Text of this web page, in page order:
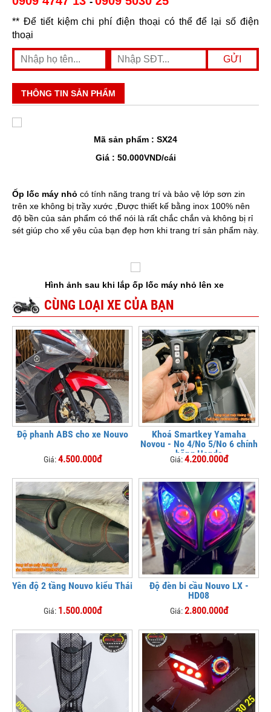
** Để tiết kiệm chi phí điện thoại có thể để lại số điện
thoại
THÔNG TIN SẢN PHẨM
Mã sản phẩm : SX24
Giá : 50.000VND/cái
Ốp lốc máy nhỏ có tính năng trang trí và bảo vệ lớp sơn zin
trên xe không bị trầy xước ,Được thiết kế bằng inox 100% nên
độ bền của sản phẩm có thể nói là rất chắc chắn và không bị rỉ
sét giúp cho xế yêu của bạn đẹp hơn khi trang trí sản phẩm này.
Hình ảnh sau khi lắp ốp lốc máy nhỏ lên xe
CÙNG LOẠI XE CỦA BẠN
Độ phanh ABS cho xe Nouvo
Giá:4.500.000đ
Khoá Smartkey Yamaha
Novou - No 4/No 5/No 6 chính
hãng Honda
Giá:4.200.000đ
Yên độ 2 tầng Nouvo kiểu Thái
Giá: 1.500.000đ
Độ đèn bi cầu Nouvo LX -
HD08
Giá:2.800.000đ